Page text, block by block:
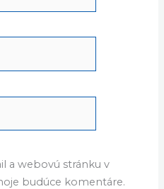
a webovú stránku v
budúce komentáre.